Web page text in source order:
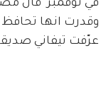
وقدرت انها تحافظ
عرّفت تيفاني